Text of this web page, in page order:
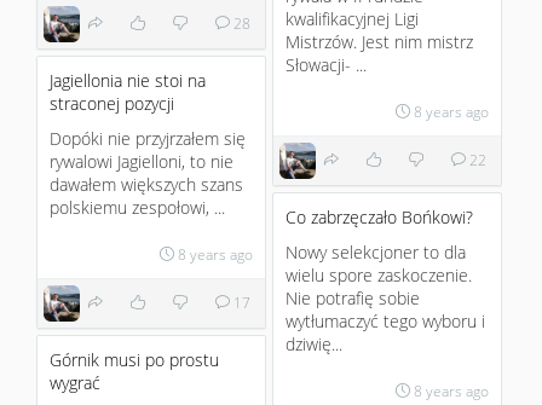
28
kwalifikacyjnej Ligi
Mistrzów. Jest nim mistrz
Słowacji- ...
8 years ago
22
Jagiellonia nie stoi na
straconej pozycji
Dopóki nie przyjrzałem się
rywalowi Jagielloni, to nie
dawałem większych szans
polskiemu zespołowi, ...
8 years ago
17
Co zabrzęczało Bońkowi?
Nowy selekcjoner to dla
wielu spore zaskoczenie.
Nie potrafię sobie
wytłumaczyć tego wyboru i
dziwię...
8 years ago
Górnik musi po prostu
wygrać